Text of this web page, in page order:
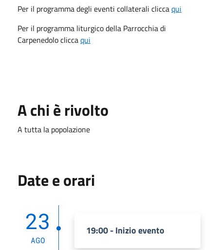
Per il programma degli eventi collaterali cliccaqui
Per il programma liturgico della Parrocchia di
Carpenedolo cliccaqui
A chi è rivolto
A tutta la popolazione
Date e orari
23
AGO
19:00 - Inizio evento